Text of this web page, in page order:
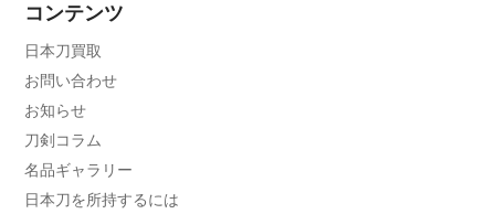
コンテンツ
日本刀買取
お問い合わせ
お知らせ
刀剣コラム
名品ギャラリー
日本刀を所持するには